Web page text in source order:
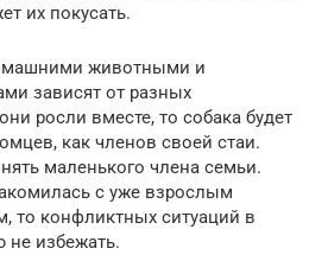
их покусать.
животными и
зависят от разных
росли вместе, то собака будет
как членов своей стаи.
маленького члена семьи.
с уже взрослым
конфликтных ситуаций в
не избежать.